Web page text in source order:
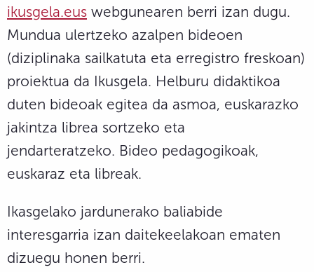
ikusgela.eus webgunearen berri izan dugu.
Mundua ulertzeko azalpen bideoen
(diziplinaka sailkatuta eta erregistro freskoan)
proiektua da Ikusgela. Helburu didaktikoa
duten bideoak egitea da asmoa, euskarazko
jakintza librea sortzeko eta
jendarteratzeko. Bideo pedagogikoak,
euskaraz eta libreak.
Ikasgelako jardunerako baliabide
interesgarria izan daitekeelakoan ematen
dizuegu honen berri.